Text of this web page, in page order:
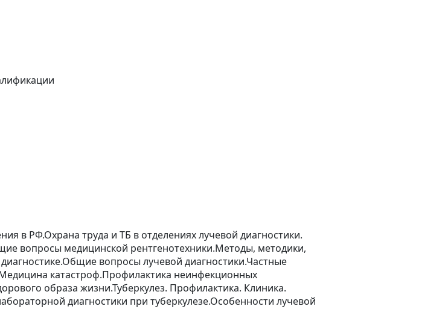
в РФ.Охрана труда и ТБ в отделениях лучевой диагностики.
вопросы медицинской рентгенотехники.Методы, методики,
вопросы лучевой диагностики.Частные
катастроф.Профилактика неинфекционных
образа жизни.Туберкулез. Профилактика. Клиника.
диагностики при туберкулезе.Особенности лучевой